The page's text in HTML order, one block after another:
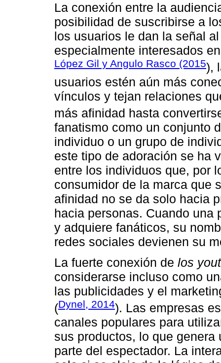
La conexión entre la
posibilidad de suscribirse a
los usuarios le dan la señal
especialmente interesados
López Gil y Angulo Rasco (2015),
usuarios estén aún más
vínculos y tejan relaciones
más afinidad hasta
fanatismo como un conjunto
individuo o un grupo de
este tipo de adoración se ha
entre los individuos que, por
consumidor de la marca que
afinidad no se da solo hacia
hacia personas. Cuando una
y adquiere fanáticos, su
redes sociales devienen su
La fuerte conexión de los
considerarse incluso como
las publicidades y el
(Dynel, 2014). Las empresas
canales populares para
sus productos, lo que
parte del espectador. La